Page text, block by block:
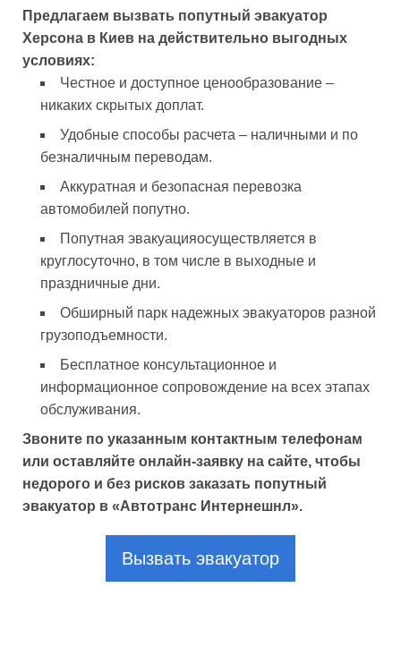
Предлагаем вызвать попутный эвакуатор
Херсона в Киев на действительно выгодных
условиях:
Честное и доступное ценообразование –
никаких скрытых доплат.
Удобные способы расчета – наличными и по
безналичным переводам.
Аккуратная и безопасная перевозка
автомобилей попутно.
Попутная эвакуацияосуществляется в
круглосуточно, в том числе в выходные и
праздничные дни.
Обширный парк надежных эвакуаторов разной
грузоподъемности.
Бесплатное консультационное и
информационное сопровождение на всех этапах
обслуживания.
Звоните по указанным контактным телефонам
или оставляйте онлайн-заявку на сайте, чтобы
недорого и без рисков заказать попутный
эвакуатор в «Автотранс Интернешнл».
Вызвать эвакуатор